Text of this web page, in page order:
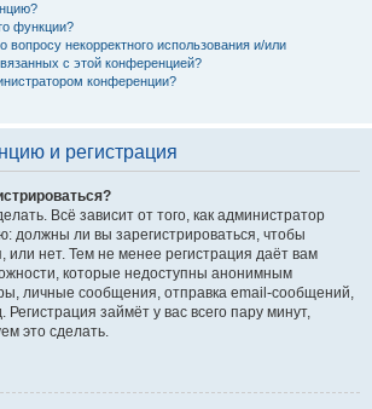
функции?
некорректного использования и/или
с этой конференцией?
конференции?
и регистрация
Всё зависит от того, как администратор
должны ли вы зарегистрироваться, чтобы
нет. Тем не менее регистрация даёт вам
которые недоступны анонимным
личные сообщения, отправка email-сообщений,
Регистрация займёт у вас всего пару минут,
это сделать.